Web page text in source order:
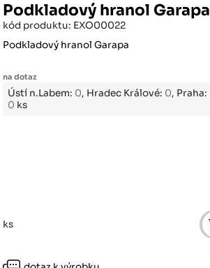
Podkladový hranol
kód produktu: EXO00022
Podkladový hranol Garapa
na dotaz
Ústí n.Labem: 0, Hradec Králové: 0, Praha:
0 ks
ks